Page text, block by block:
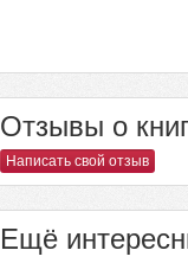
Отзывы о
Написать свой отзыв
Ещё